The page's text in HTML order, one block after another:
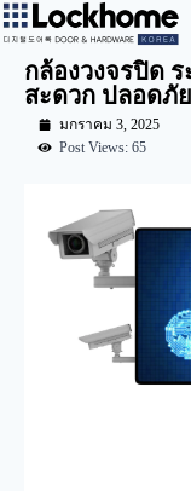
กล้องวงจรปิด
สะดวก ปลอดภั
มกราคม 3, 2025
Post Views: 65